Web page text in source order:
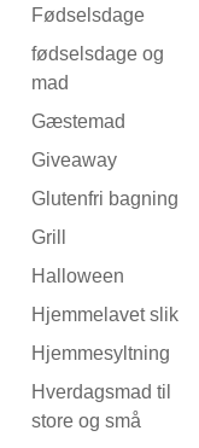
Fødselsdage
fødselsdage og
mad
Gæstemad
Giveaway
Glutenfri bagning
Grill
Halloween
Hjemmelavet slik
Hjemmesyltning
Hverdagsmad til
store og små